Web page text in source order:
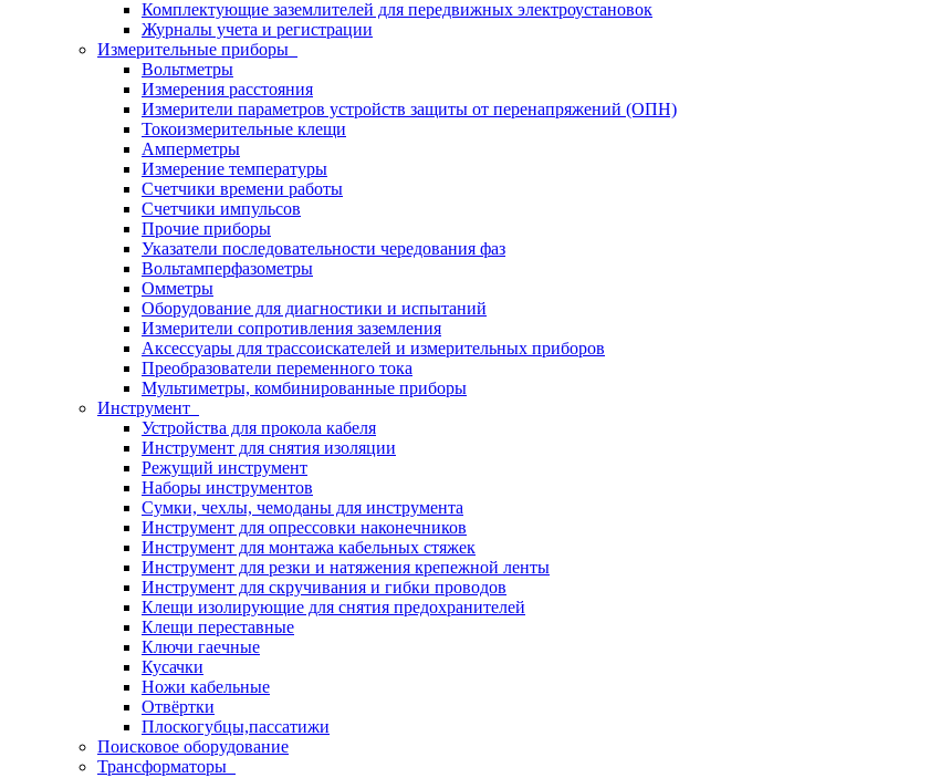
Комплектующие заземлителей для передвижных электроустановок
Журналы учета и регистрации
Измерительные приборы
Вольтметры
Измерения расстояния
Измерители параметров устройств защиты от перенапряжений (ОПН)
Токоизмерительные клещи
Амперметры
Измерение температуры
Счетчики времени работы
Счетчики импульсов
Прочие приборы
Указатели последовательности чередования фаз
Вольтамперфазометры
Омметры
Оборудование для диагностики и испытаний
Измерители сопротивления заземления
Аксессуары для трассоискателей и измерительных приборов
Преобразователи переменного тока
Мультиметры, комбинированные приборы
Инструмент
Устройства для прокола кабеля
Инструмент для снятия изоляции
Режущий инструмент
Наборы инструментов
Сумки, чехлы, чемоданы для инструмента
Инструмент для опрессовки наконечников
Инструмент для монтажа кабельных стяжек
Инструмент для резки и натяжения крепежной ленты
Инструмент для скручивания и гибки проводов
Клещи изолирующие для снятия предохранителей
Клещи переставные
Ключи гаечные
Кусачки
Ножи кабельные
Отвёртки
Плоскогубцы,пассатижи
Поисковое оборудование
Трансформаторы